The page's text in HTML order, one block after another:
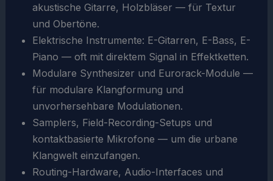
akustische Gitarre, Holzbläser — für Textur
und Obertöne.
Elektrische Instrumente: E-Gitarren, E-Bass, E-
Piano — oft mit direktem Signal in Effektketten.
Modulare Synthesizer und Eurorack-Module —
für modulare Klangformung und
unvorhersehbare Modulationen.
Samplers, Field-Recording-Setups und
kontaktbasierte Mikrofone — um die urbane
Klangwelt einzufangen.
Routing-Hardware, Audio-Interfaces und